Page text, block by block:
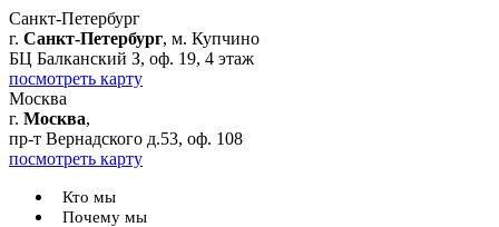
Санкт-Петербург
г. Санкт-Петербург, м. Купчино
БЦ Балканский З, оф. 19, 4 этаж
посмотреть карту
Москва
г. Москва,
пр-т Вернадского д.53, оф. 108
посмотреть карту
Кто мы
Почему мы